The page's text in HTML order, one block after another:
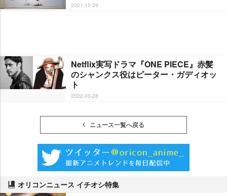
2021-10-29
Netflix実写ドラマ『ONE PIECE』赤髪
のシャンクス役はピーター・ガディオッ
ト
2022-03-28
ニュース一覧へ戻る
オリコンニュース イチオシ特集